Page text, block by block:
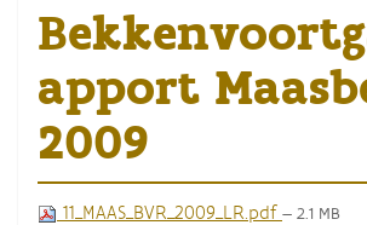
apport
2009
11_MAAS_BVR_2009_LR.pdf — 2.1 MB